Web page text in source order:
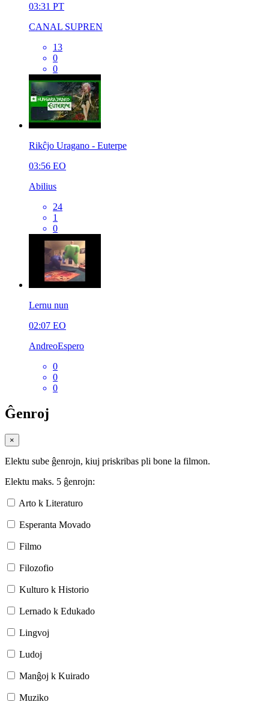
03:31 PT
CANAL SUPREN
13
0
0
Rikĉjo Uragano - Euterpe
03:56 EO
Abilius
24
1
0
Lernu nun
02:07 EO
AndreoEspero
0
0
0
Ĝenroj
×
Elektu sube ĝenrojn, kiuj priskribas pli bone la filmon.
Elektu maks. 5 ĝenrojn:
Arto k Literaturo
Esperanta Movado
Filmo
Filozofio
Kulturo k Historio
Lernado k Edukado
Lingvoj
Ludoj
Manĝoj k Kuirado
Muziko